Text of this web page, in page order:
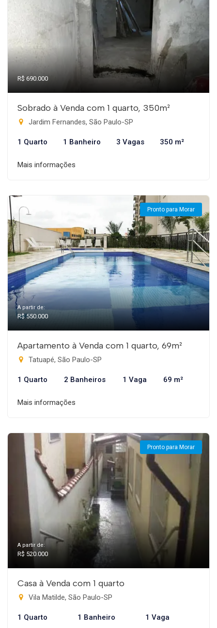
R$ 690.000
Sobrado à Venda com 1 quarto, 350m²
Jardim Fernandes, São Paulo-SP
1 Quarto 1 Banheiro 3 Vagas 350 m²
Mais informações
Pronto para Morar
A partir de:
R$ 550.000
Apartamento à Venda com 1 quarto, 69m²
Tatuapé, São Paulo-SP
1 Quarto 2 Banheiros 1 Vaga 69 m²
Mais informações
Pronto para Morar
A partir de:
R$ 520.000
Casa à Venda com 1 quarto
Vila Matilde, São Paulo-SP
1 Quarto 1 Banheiro 1 Vaga